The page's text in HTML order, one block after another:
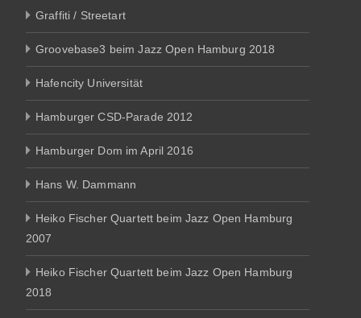
Graffiti / Streetart
Groovebase3 beim Jazz Open Hamburg 2018
Hafencity Universität
Hamburger CSD-Parade 2012
Hamburger Dom im April 2016
Hans W. Dammann
Heiko Fischer Quartett beim Jazz Open Hamburg
2007
Heiko Fischer Quartett beim Jazz Open Hamburg
2018